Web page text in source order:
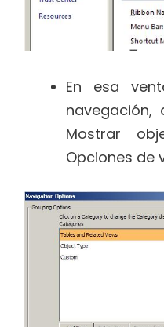
En esa
navegación,
Mostrar
Opciones de